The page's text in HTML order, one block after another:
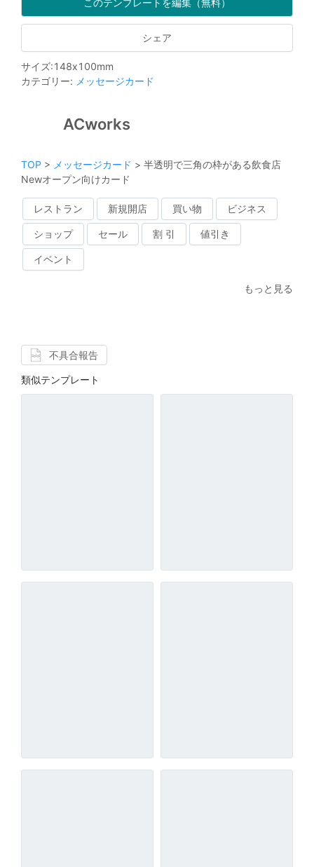
このテンプレートを編集（無料）
シェア
サイズ:148x100mm
カテゴリー: メッセージカード
ACworks
TOP > メッセージカード > 半透明で三角の枠がある飲食店
Newオープン向けカード
レストラン 新規開店 買い物 ビジネス
ショップ セール 割 引 値引き
イベント
もっと見る
不具合報告
類似テンプレート